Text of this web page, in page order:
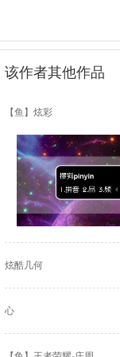
该作者其他作品
【鱼】炫彩
炫酷几何
心